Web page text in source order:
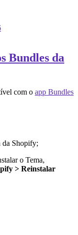
Bundles da
com o app Bundles
da Shopify;
o Tema,
> Reinstalar